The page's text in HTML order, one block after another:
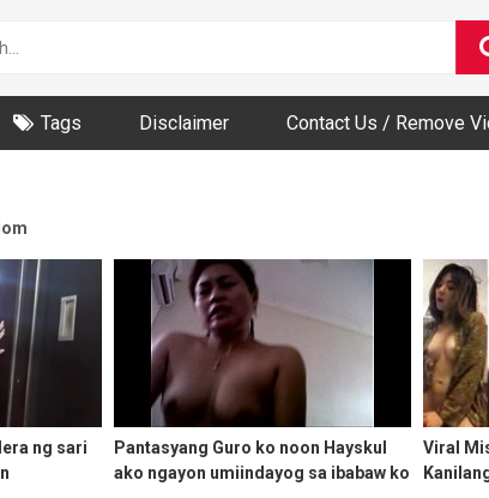
Tags Disclaimer Contact Us / Remove
ng sari
Pantasyang Guro ko noon Hayskul
ako ngayon umiindayog sa ibabaw ko
Viral